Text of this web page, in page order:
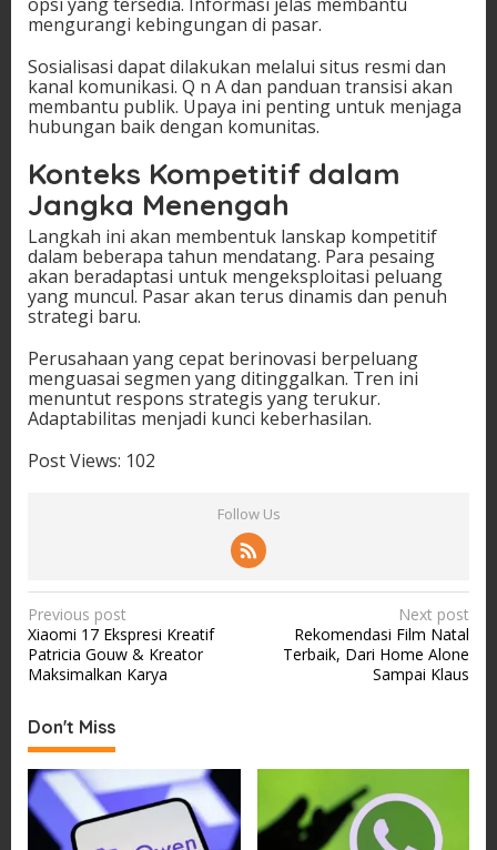
mengurangi kebingungan di pasar.
Sosialisasi dapat dilakukan melalui situs resmi dan
kanal komunikasi. Q n A dan panduan transisi akan
membantu publik. Upaya ini penting untuk menjaga
hubungan baik dengan komunitas.
Konteks Kompetitif dalam
Jangka Menengah
Langkah ini akan membentuk lanskap kompetitif
dalam beberapa tahun mendatang. Para pesaing
akan beradaptasi untuk mengeksploitasi peluang
yang muncul. Pasar akan terus dinamis dan penuh
strategi baru.
Perusahaan yang cepat berinovasi berpeluang
menguasai segmen yang ditinggalkan. Tren ini
menuntut respons strategis yang terukur.
Adaptabilitas menjadi kunci keberhasilan.
Post Views: 102
Follow Us
P
o
s
n
a
v
i
Previous post
Xiaomi 17 Ekspresi Kreatif
Patricia Gouw & Kreator
Maksimalkan Karya
Next post
Rekomendasi Film Natal
Terbaik, Dari Home Alone
Sampai Klaus
Don't Miss